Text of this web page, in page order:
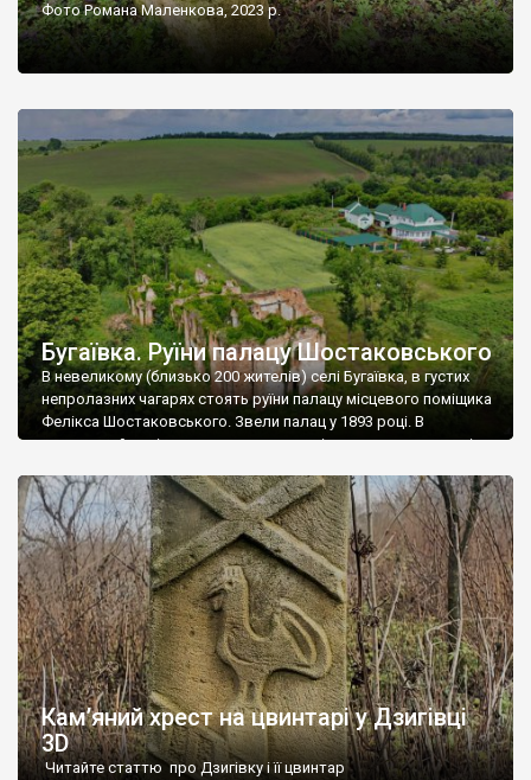
Фото Романа Маленкова, 2023 р.
Бугаївка. Руїни палацу Шостаковського
В невеликому (близько 200 жителів) селі Бугаївка, в густих
непролазних чагарях стоять руїни палацу місцевого поміщика
Фелікса Шостаковського. Звели палац у 1893 році. В
радянський період у ньому спочатку містилася школа, потім
століття тут розмістили туберкульозну лікарню. Коли із
палацу виїхала лікарня – ми точно не […]
Кам’яний хрест на цвинтарі у Дзигівці
3D
Читайте статтю про Дзигівку і її цвинтар